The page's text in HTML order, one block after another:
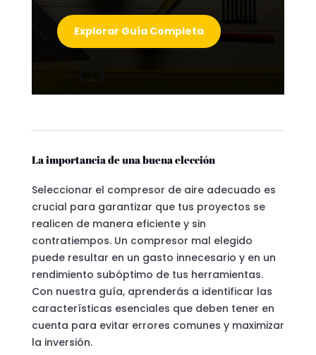
Explorar Guía Completa
La importancia de una buena elección
Seleccionar el compresor de aire adecuado es
crucial para garantizar que tus proyectos se
realicen de manera eficiente y sin
contratiempos. Un compresor mal elegido
puede resultar en un gasto innecesario y en un
rendimiento subóptimo de tus herramientas.
Con nuestra guía, aprenderás a identificar las
características esenciales que deben tener en
cuenta para evitar errores comunes y maximizar
la inversión.